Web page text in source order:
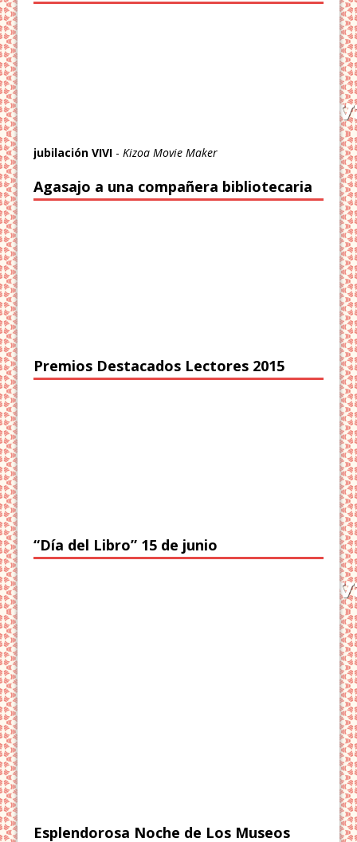
jubilación VIVI - Kizoa Movie Maker
Agasajo a una compañera bibliotecaria
Premios Destacados Lectores 2015
“Día del Libro” 15 de junio
Esplendorosa Noche de Los Museos